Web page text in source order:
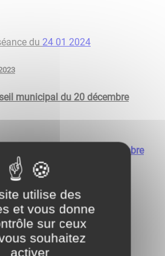
du 24 01 2024
municipal du 20 décembre
municipal du 20 décembre
du 20 décembre 2023
utilise des
et vous donne
sur ceux
souhaitez
activer